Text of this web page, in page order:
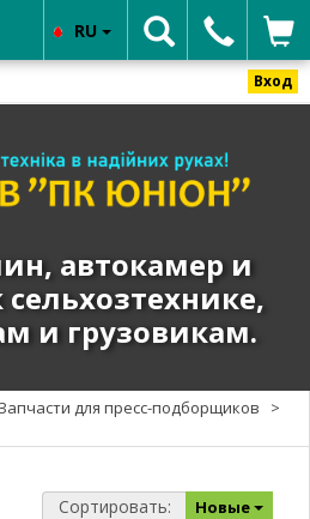
Вход
автокамер и
сельхозтехнике,
и грузовикам.
RU
Запчасти для пресс-подборщиков
>
Сортировать: Новые